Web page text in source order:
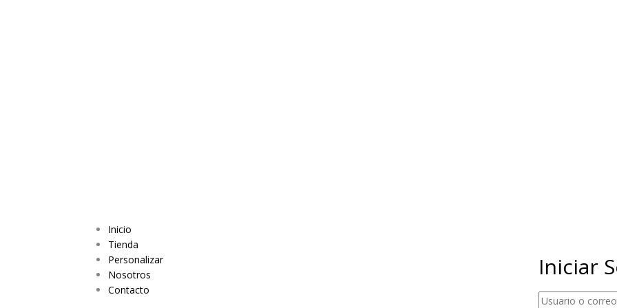
Inicio
Tienda
Personalizar
Nosotros
Contacto
Iniciar